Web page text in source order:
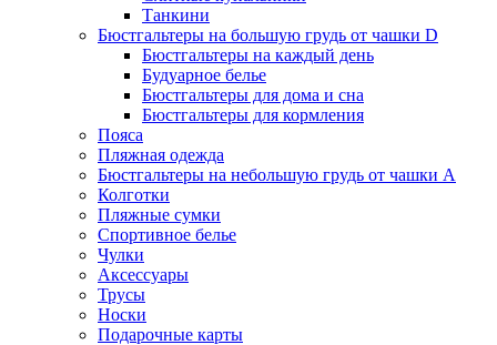
Танкини
Бюстгальтеры на большую грудь от чашки D
Бюстгальтеры на каждый день
Будуарное белье
Бюстгальтеры для дома и сна
Бюстгальтеры для кормления
Пояса
Пляжная одежда
Бюстгальтеры на небольшую грудь от чашки А
Колготки
Пляжные сумки
Спортивное белье
Чулки
Аксессуары
Трусы
Носки
Подарочные карты